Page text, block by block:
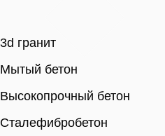
Сталефибробетон
Высокопрочный бетон
Мытый бетон
3d гранит